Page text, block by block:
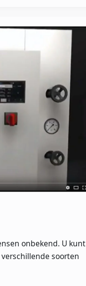
onbekend. U kunt
soorten